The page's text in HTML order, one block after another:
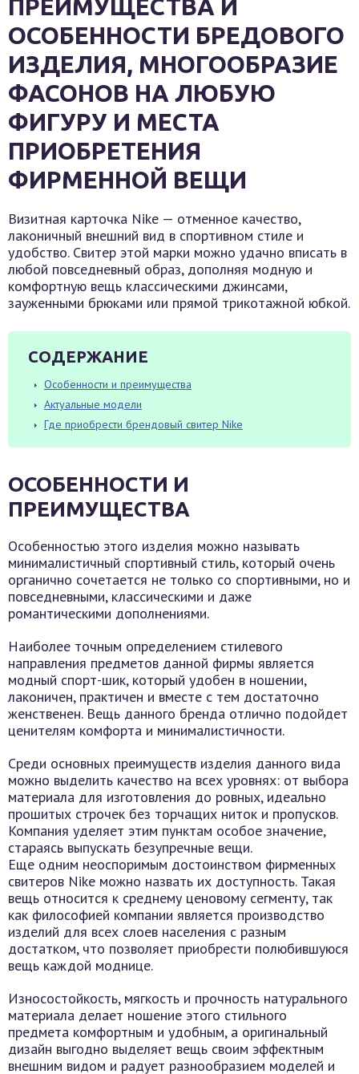
ПРЕИМУЩЕСТВА И
ОСОБЕННОСТИ БРЕДОВОГО
ИЗДЕЛИЯ, МНОГООБРАЗИЕ
ФАСОНОВ НА ЛЮБУЮ
ФИГУРУ И МЕСТА
ПРИОБРЕТЕНИЯ
ФИРМЕННОЙ ВЕЩИ
Визитная карточка Nike — отменное качество,
лаконичный внешний вид в спортивном стиле и
удобство. Свитер этой марки можно удачно вписать в
любой повседневный образ, дополняя модную и
комфортную вещь классическими джинсами,
зауженными брюками или прямой трикотажной юбкой.
СОДЕРЖАНИЕ
Особенности и преимущества
Актуальные модели
Где приобрести брендовый свитер Nike
ОСОБЕННОСТИ И
ПРЕИМУЩЕСТВА
Особенностью этого изделия можно называть
минималистичный спортивный стиль, который очень
органично сочетается не только со спортивными, но и
повседневными, классическими и даже
романтическими дополнениями.
Наиболее точным определением стилевого
направления предметов данной фирмы является
модный спорт-шик, который удобен в ношении,
лаконичен, практичен и вместе с тем достаточно
женственен. Вещь данного бренда отлично подойдет
ценителям комфорта и минималистичности.
Среди основных преимуществ изделия данного вида
можно выделить качество на всех уровнях: от выбора
материала для изготовления до ровных, идеально
прошитых строчек без торчащих ниток и пропусков.
Компания уделяет этим пунктам особое значение,
стараясь выпускать безупречные вещи.
Еще одним неоспоримым достоинством фирменных
свитеров Nike можно назвать их доступность. Такая
вещь относится к среднему ценовому сегменту, так
как философией компании является производство
изделий для всех слоев населения с разным
достатком, что позволяет приобрести полюбившуюся
вещь каждой моднице.
Износостойкость, мягкость и прочность натурального
материала делает ношение этого стильного
предмета комфортным и удобным, а оригинальный
дизайн выгодно выделяет вещь своим эффектным
внешним видом и радует разнообразием моделей и